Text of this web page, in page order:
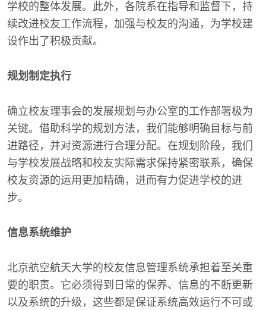
学校的整体发展。此外，各院系在指导和监督下，持
续改进校友工作流程，加强与校友的沟通，为学校建
设作出了积极贡献。
规划制定执行
确立校友理事会的发展规划与办公室的工作部署极为
关键。借助科学的规划方法，我们能够明确目标与前
进路径，并对资源进行合理分配。在规划阶段，我们
与学校发展战略和校友实际需求保持紧密联系，确保
校友资源的运用更加精确，进而有力促进学校的进
步。
信息系统维护
北京航空航天大学的校友信息管理系统承担着至关重
要的职责。它必须得到日常的保养、信息的不断更新
以及系统的升级，这些都是保证系统高效运行不可或